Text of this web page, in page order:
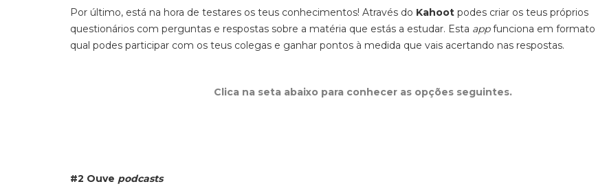
Por último, está na hora de testares os teus conhecimentos! Através do Kahoot podes criar os teus próprios
questionários com perguntas e respostas sobre a matéria que estás a estudar. Esta appfunciona em formato
qual podes participar com os teus colegas e ganhar pontos à medida que vais acertando nas respostas.
Clica na seta abaixo para conhecer as opções seguintes.
#2 Ouve podcasts